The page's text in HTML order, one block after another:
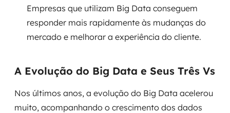
FinOps
Gestão de infraestrutura
Escalar com segurança
Empresas que utilizam Big Data conseguem
responder mais rapidamente às mudanças do
mercado e melhorar a experiência do cliente.
A Evolução do Big Data e Seus Três Vs
Nos últimos anos, a evolução do Big Data acelerou
muito, acompanhando o crescimento dos dados